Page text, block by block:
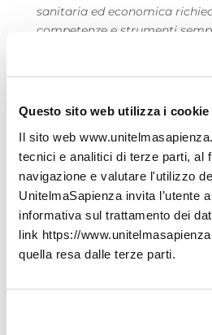
Questo sito web utilizza i cookie
Il sito web
tecnici e analitici di terze parti, al
navigazione e valutare l'utilizzo
UnitelmaSapienza invita l’utente
informativa sul trattamento dei
link https://
quella resa dalle terze parti.
sanitaria ed economica
competenze e strumenti
per questo che abbiamo
intraprendere un percorso di
economiche e rendere la
realmente accessibile,
motivazione non siano mai
materiali. I quattro Master
UnitelmaSapienza, in ambiti
la salute e la gestione delle
rappresentano percorsi
mondo del lavoro e della
rigore accademico con